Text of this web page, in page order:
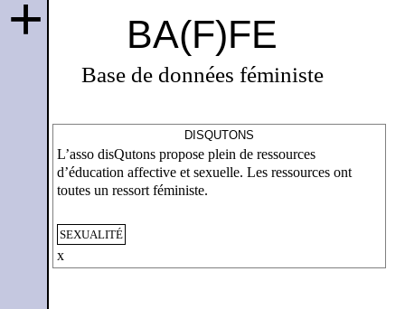
BA(F)FE
Base de données féministe
+
DISQUTONS
L’asso disQutons propose plein de ressources
d’éducation affective et sexuelle. Les ressources ont
toutes un ressort féministe.
SEXUALITÉ
x